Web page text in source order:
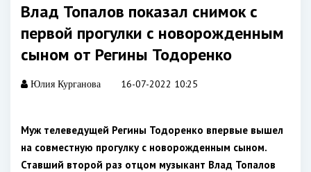
Влад Топалов показал снимок с
первой прогулки с новорожденным
сыном от Регины Тодоренко
Юлия Курганова 16-07-2022 10:25
Муж телеведущей Регины Тодоренко впервые вышел
на совместную прогулку с новорожденным сыном.
Ставший второй раз отцом музыкант Влад Топалов